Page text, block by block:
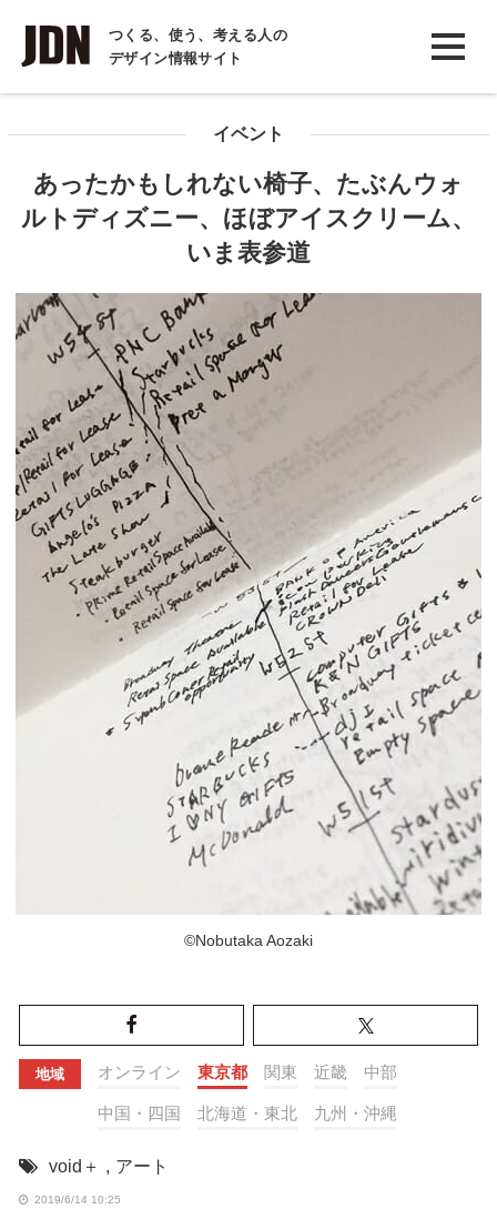
つくる、使う、考える人の
デザイン情報サイト
INTERVIEW
インタビュー
COLUMN
イベント
あったかもしれない椅子、たぶんウォ
ルトディズニー、ほぼアイスクリーム、
いま表参道
©Nobutaka Aozaki
地域 オンライン 東京都 関東 近畿 中部
中国・四国 北海道・東北 九州・沖縄
void＋ , アート
2019/6/14 10:25